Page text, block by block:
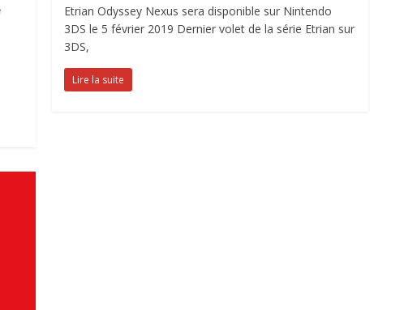
Etrian Odyssey Nexus sera disponible sur Nintendo
3DS le 5 février 2019 Dernier volet de la série Etrian sur
3DS,
Lire la suite